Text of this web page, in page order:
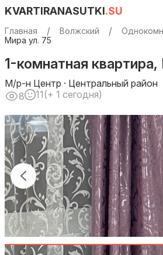
KVARTIRANASUTKI.SU
Главная Волжский
Мира ул. 75
1-комнатная
М/р-н Центр · Центральный район
8
11(+ 1 сегодня)